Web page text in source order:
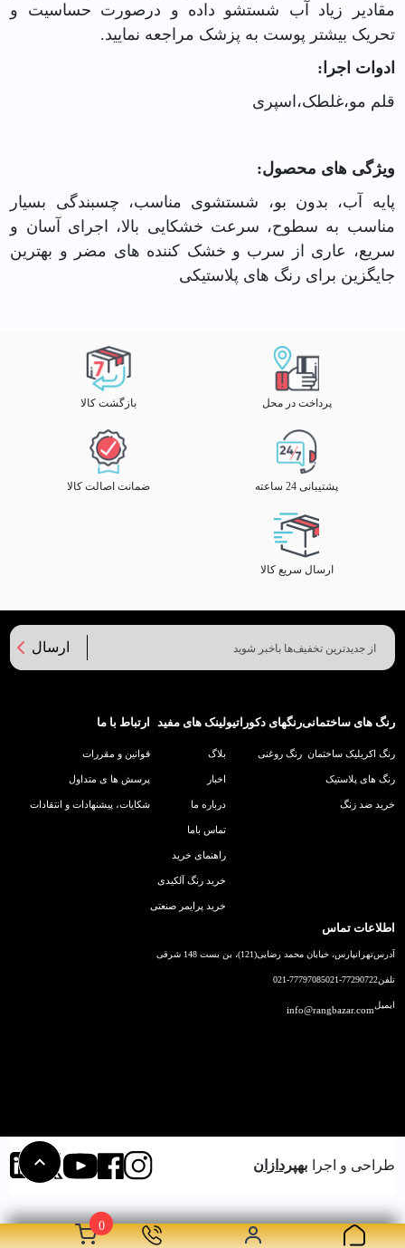
مقادیر زیاد آب شستشو داده و درصورت حساسیت و
تحریک بیشتر پوست به پزشک مراجعه نمایید.
ادوات اجرا:
قلم مو،غلطک،اسپری
ویژگی های محصول:
پایه آب، بدون بو، شستشوی مناسب، چسبندگی بسیار
مناسب به سطوح، سرعت خشکایی بالا، اجرای آسان و
سریع، عاری از سرب و خشک کننده های مضر و بهترین
جایگزین برای رنگ های پلاستیکی
0
پرداخت در محل بازگشت کالا
پشتیبانی 24 ساعته ضمانت اصالت کالا
ارسال سریع کالا
ارسال
رنگ های ساختمانی
رنگ اکریلیک ساختمان
رنگ های پلاستیک
خرید ضد زنگ
رنگهای دکوراتیو
رنگ روغنی
لینک های مفید
بلاگ
اخبار
درباره ما
تماس باما
راهنمای خرید
خرید رنگ آلکیدی
خرید پرایمر صنعتی
ارتباط با ما
قوانین و مقررات
پرسش ها ی متداول
شکایات، پیشنهادات و انتقادات
اطلاعات تماس
آدرستهرانپارس، خیابان محمد رضایی(121)، بن بست 148 شرقی
تلفن021-77290722
021-77797085
ایمیلinfo@rangbazar.com
طراحی و اجرا بهپردازان